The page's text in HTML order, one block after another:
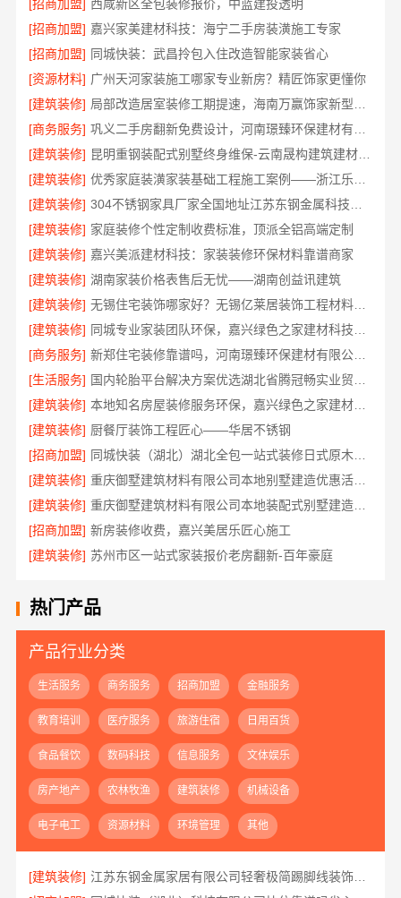
[招商加盟]
西咸新区全包装修报价，中蓝建投透明
[招商加盟] 嘉兴家美建材科技：海宁二手房装潢施工专家
[招商加盟] 同城快装：武昌拎包入住改造智能家装省心
[资源材料] 广州天河家装施工哪家专业新房？精匠饰家更懂你
[建筑装修]
[商务服务]
[建筑装修]
昆明重钢装配式别墅终身维保-云南晟构建筑建材有限公司
[建筑装修]
[建筑装修]
[建筑装修] 家庭装修个性定制收费标准，顶派全铝高端定制
[建筑装修] 嘉兴美派建材科技：家装装修环保材料靠谱商家
[建筑装修] 湖南家装价格表售后无忧——湖南创益讯建筑
[建筑装修]
无锡住宅装饰哪家好？无锡亿莱居装饰工程材料有限公司一站式全包服务
[建筑装修]
[商务服务]
新郑住宅装修靠谱吗，河南璟臻环保建材有限公司标准化施工
[生活服务]
[建筑装修]
本地知名房屋装修服务环保，嘉兴绿色之家建材科技绿色首选
[建筑装修] 厨餐厅装饰工程匠心——华居不锈钢
[招商加盟]
[建筑装修]
重庆御墅建筑材料有限公司本地别墅建造优惠活动抗震防风
[建筑装修]
重庆御墅建筑材料有限公司本地装配式别墅建造零增项
[招商加盟] 新房装修收费，嘉兴美居乐匠心施工
[建筑装修] 苏州市区一站式家装报价老房翻新-百年豪庭
热门产品
产品行业分类
生活服务 商务服务 招商加盟 金融服务
教育培训 医疗服务 旅游住宿 日用百货
食品餐饮 数码科技 信息服务 文体娱乐
房产地产 农林牧渔 建筑装修 机械设备
电子电工 资源材料 环境管理 其他
[建筑装修]
江苏东钢金属家居有限公司轻奢极简踢脚线装饰介绍